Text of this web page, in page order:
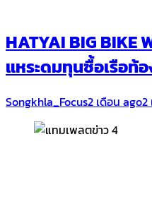
HATYAI BIG BIKE
แหระดมทุนซื้อเรือท้
Songkhla_Focus2 เดือน ago2